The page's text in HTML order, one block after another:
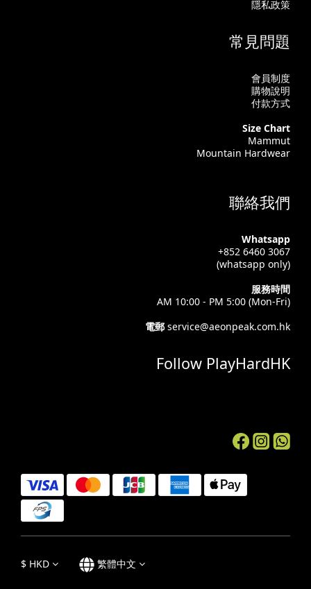
隱私政策
常見問題
會員制度
購物說明
付款方式
Size Chart
Mammut
Mountain Hardwear
聯絡我們
Whatsapp
+852 6460 3067
(whatsapp only)
服務時間
AM 10:00 - PM 5:00 (Mon-Fri)
電郵 service@aeonpeak.com.hk
Follow PlayHardHK
$ HKD 繁體中文